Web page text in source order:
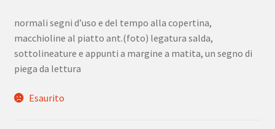
normali segni d’uso e del tempo alla copertina,
macchioline al piatto ant.(foto) legatura salda,
sottolineature e appunti a margine a matita, un segno di
piega da lettura
Esaurito